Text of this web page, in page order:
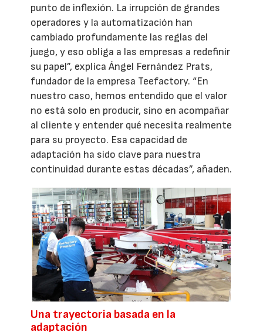
punto de inflexión. La irrupción de grandes
operadores y la automatización han
cambiado profundamente las reglas del
juego, y eso obliga a las empresas a redefinir
su papel”, explica Ángel Fernández Prats,
fundador de la empresa Teefactory. “En
nuestro caso, hemos entendido que el valor
no está solo en producir, sino en acompañar
al cliente y entender qué necesita realmente
para su proyecto. Esa capacidad de
adaptación ha sido clave para nuestra
continuidad durante estas décadas”, añaden.
Una trayectoria basada en la
adaptación